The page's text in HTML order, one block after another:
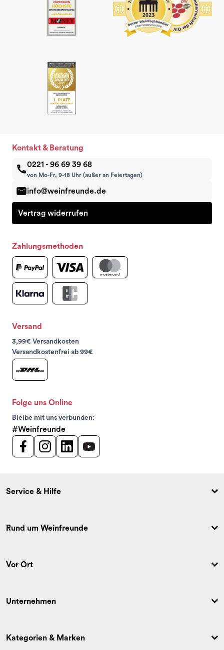
Kontakt & Beratung
0221 - 96 69 39 68
von Mo-Fr, 9-18 Uhr (außer an Feiertagen)
info@weinfreunde.de
Vertrag widerrufen
Zahlungsmethoden
Versand
3,99€ Versandkosten
Versandkostenfrei ab 99€
Folge uns Online
Bleibe mit uns verbunden:
#Weinfreunde
Service & Hilfe
Rund um Weinfreunde
Vor Ort
Unternehmen
Kategorien & Marken